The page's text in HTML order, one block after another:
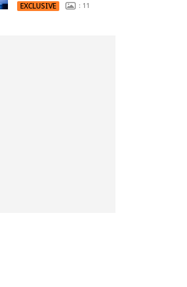
EXCLUSIVE : 11